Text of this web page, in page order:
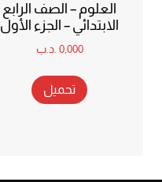
العلوم – الصف الرابع
الابتدائي – الجزء الأول
0,000 .د.ب
تحميل